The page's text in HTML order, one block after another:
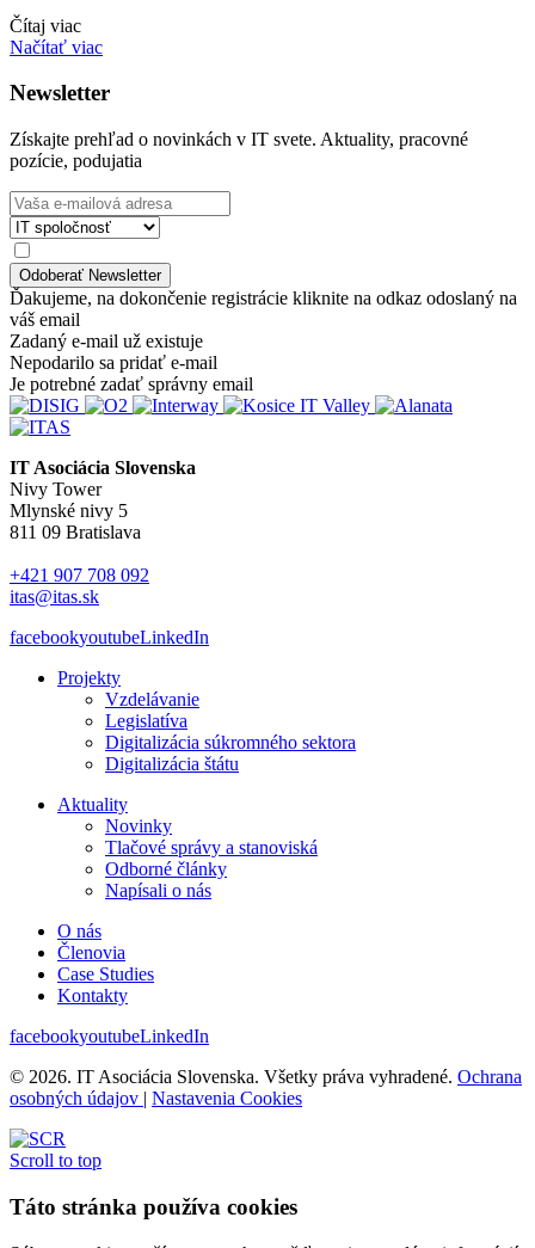
Čítaj viac
Načítať viac
Newsletter
Získajte prehľad o novinkách v IT svete. Aktuality, pracovné
pozície, podujatia
Ďakujeme, na dokončenie registrácie kliknite na odkaz odoslaný na
váš email
Zadaný e-mail už existuje
Nepodarilo sa pridať e-mail
Je potrebné zadať správny email
IT Asociácia Slovenska
Nivy Tower
Mlynské nivy 5
811 09 Bratislava
+421 907 708 092
itas@itas.sk
facebookyoutubeLinkedIn
Projekty
Vzdelávanie
Legislatíva
Digitalizácia súkromného sektora
Digitalizácia štátu
Aktuality
Novinky
Tlačové správy a stanoviská
Odborné články
Napísali o nás
O nás
Členovia
Case Studies
Kontakty
facebookyoutubeLinkedIn
© 2026. IT Asociácia Slovenska. Všetky práva vyhradené. Ochrana
osobných údajov | Nastavenia Cookies
Scroll to top
Táto stránka používa cookies